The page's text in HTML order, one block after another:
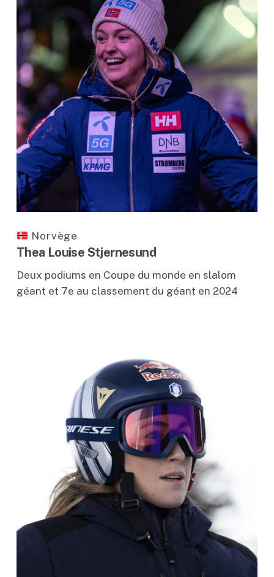
Norvège
Thea Louise Stjernesund
Deux podiums en Coupe du monde en slalom
géant et 7e au classement du géant en 2024